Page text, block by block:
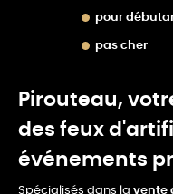
pour
pas cher
Pirouteau,
des feux
événements
Spécialisés dans la vente